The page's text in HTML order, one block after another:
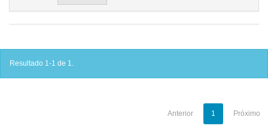
Resultado 1-1 de 1.
Anterior 1 Próximo